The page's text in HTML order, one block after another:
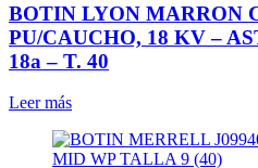
BOTIN LYON MARRON
PU/CAUCHO, 18 KV –
18a – T. 40
Leer más